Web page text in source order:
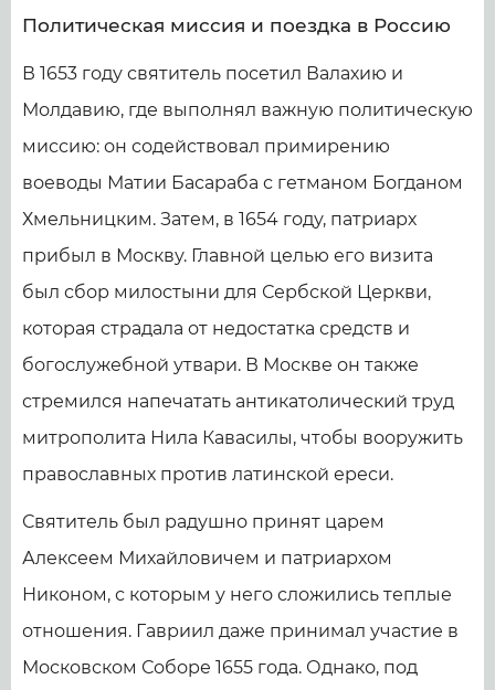
Политическая миссия и поездка в Россию
В 1653 году святитель посетил Валахию и
Молдавию, где выполнял важную политическую
миссию: он содействовал примирению
воеводы Матии Басараба с гетманом Богданом
Хмельницким. Затем, в 1654 году, патриарх
прибыл в Москву. Главной целью его визита
был сбор милостыни для Сербской Церкви,
которая страдала от недостатка средств и
богослужебной утвари. В Москве он также
стремился напечатать антикатолический труд
митрополита Нила Кавасилы, чтобы вооружить
православных против латинской ереси.
Святитель был радушно принят царем
Алексеем Михайловичем и патриархом
Никоном, с которым у него сложились теплые
отношения. Гавриил даже принимал участие в
Московском Соборе 1655 года. Однако, под